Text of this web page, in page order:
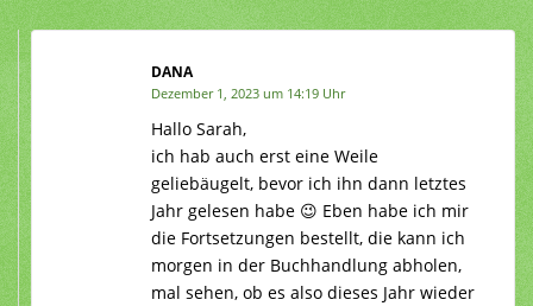
DANA
Dezember 1, 2023 um 14:19 Uhr
Hallo Sarah,
ich hab auch erst eine Weile
geliebäugelt, bevor ich ihn dann letztes
Jahr gelesen habe 😉 Eben habe ich mir
die Fortsetzungen bestellt, die kann ich
morgen in der Buchhandlung abholen,
mal sehen, ob es also dieses Jahr wieder